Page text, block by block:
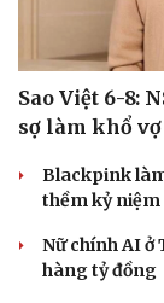
Sao Việt 6-8:
sợ làm khổ vợ
Blackpink
thềm kỷ niệm
Nữ chính AI ở
hàng tỷ đồng